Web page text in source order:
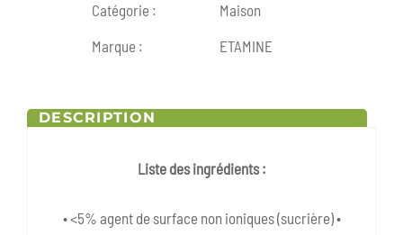
Catégorie :
Maison
Marque :
ETAMINE
DESCRIPTION
Liste des ingrédients :
• <5% agent de surface non ioniques (sucrière) •